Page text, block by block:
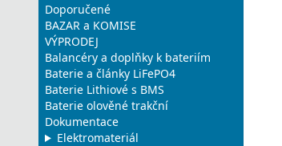
Doporučené
BAZAR a KOMISE
VÝPRODEJ
Balancéry a doplňky k bateriím
Baterie a články LiFePO4
Baterie Lithiové s BMS
Baterie olověné trakční
Dokumentace
Elektromateriál